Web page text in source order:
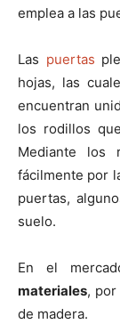
emplea a las
Las puertas
hojas, las
encuentran
los rodillos
Mediante los
fácilmente por
puertas,
suelo.
En el
materiales,
de madera.